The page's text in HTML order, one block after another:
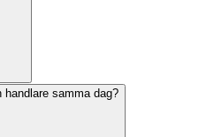
samma dag?